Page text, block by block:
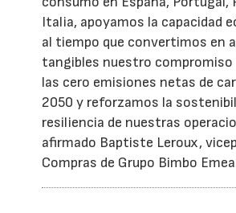
Italia, apoyamos la capacidad
al tiempo que convertimos en
tangibles nuestro compromiso
las cero emisiones netas de
2050 y reforzamos la
resiliencia de nuestras
afirmado Baptiste Leroux,
Compras de Grupo Bimbo